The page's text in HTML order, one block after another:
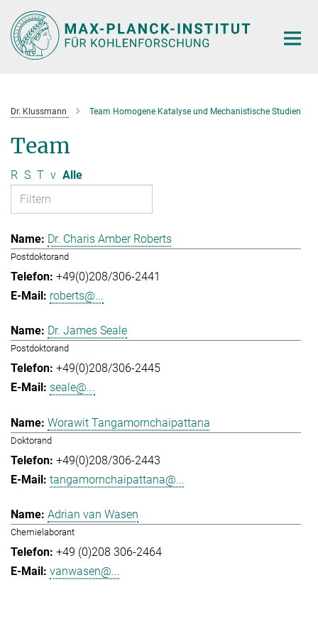
Hauptinhalt
Dr. Klussmann Team Homogene Katalyse und Mechanistische Studien
Team
R S T v Alle
Dr. Charis Amber Roberts
Postdoktorand
+49(0)208/306-2441
roberts@...
Dr. James Seale
Postdoktorand
+49(0)208/306-2445
seale@...
Worawit Tangamornchaipattana
Doktorand
+49(0)208/306-2443
tangamornchaipattana@...
Adrian van Wasen
Chemielaborant
+49 (0)208 306-2464
vanwasen@...